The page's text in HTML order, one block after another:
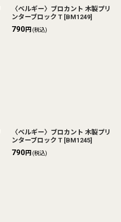
〈ベルギー〉ブロカント 木製プリ
ンターブロック T [BM1249]
790円 (税込)
〈ベルギー〉ブロカント 木製プリ
ンターブロック T [BM1245]
790円 (税込)